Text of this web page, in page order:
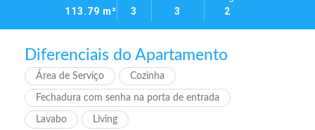
113.79 m²
3
3
2
Diferenciais do Apartamento
Área de Serviço Cozinha
Fechadura com senha na porta de entrada
Lavabo Living